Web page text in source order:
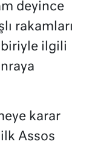
deyince
rakamları
ilgili
karar
Assos